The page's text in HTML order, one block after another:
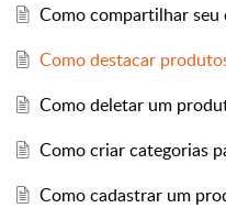
Como compartilhar seu
Como destacar
Como deletar um
Como criar categorias
Como cadastrar um